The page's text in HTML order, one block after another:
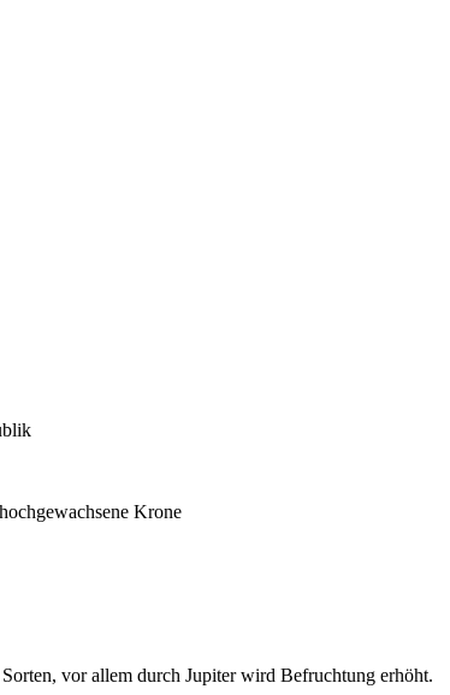
Krone
vor allem durch Jupiter wird Befruchtung erhöht.